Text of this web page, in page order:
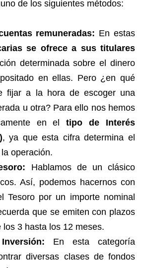
de los siguientes métodos:
remuneradas: En estas
se ofrece a sus titulares
determinada sobre el dinero
en ellas. Pero ¿en qué
fijar a la hora de escoger una
u otra? Para ello nos hemos
en eltipo de Interés
, ya que esta cifra determina el
operación.
Hablamos de un clásico
Así, podemos hacernos con
Tesoro por un importe nominal
que se emiten con plazos
los 3 hasta los 12 meses.
En esta categoría
diversas clases de fondos